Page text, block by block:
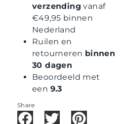
verzending vanaf
€49,95 binnen
Nederland
Ruilen en
retourneren binnen
30 dagen
Beoordeeld met
een 9.3
Share